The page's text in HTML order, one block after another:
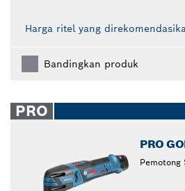
Harga ritel yang
Bandingkan produk
PRO
PRO
Pemotong